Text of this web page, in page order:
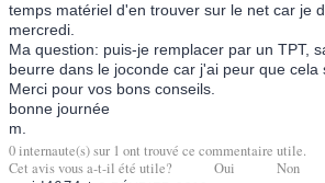
temps matériel d'en trouver sur le net car je
mercredi.
Ma question: puis-je remplacer par un TPT,
beurre dans le joconde car j'ai peur que cela
Merci pour vos bons conseils.
bonne journée
m.
0internaute(s) sur 1 ont trouvé ce commentaire utile.
Cet avis vous a-t-il été utile?
Oui Non